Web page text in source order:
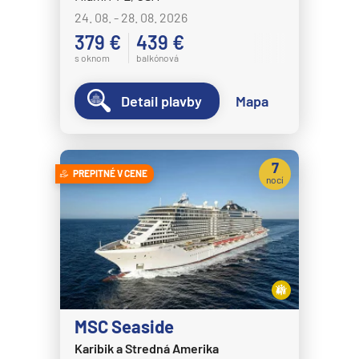
MS Nordnorge
MS Nordstjernen
MS Otto Sverdrup
MS Polarlys
MS Richard With
MS Vesteralen
MSC Cruises
MSC Armonia
MSC Bellissima
MSC Divina
MSC Euribia
MSC Fantasia
24. 08. - 28. 08. 2026
379 €
s oknom
439 €
balkónová
Detail plavby Mapa
PREPITNÉ V CENE
MSC Seaside
Karibik a Stredná Amerika
7
nocí